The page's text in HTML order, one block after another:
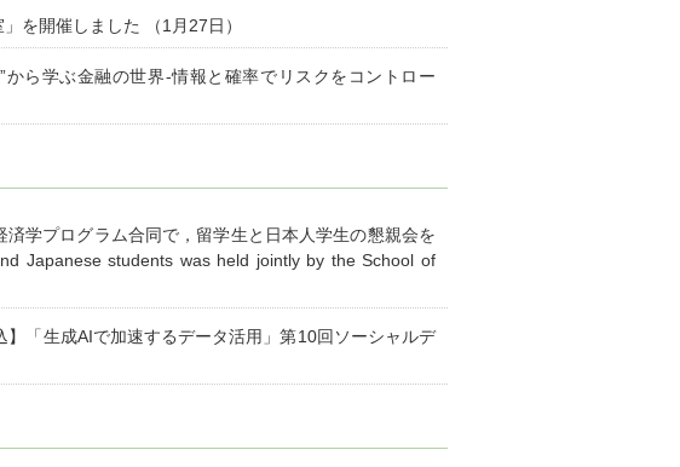
を開催しました （1月27日）
ら学ぶ金融の世界-情報と確率でリスクをコントロー
学プログラム合同で，留学生と日本人学生の懇親会を
Japanese students was held jointly by the School of
】「生成AIで加速するデータ活用」第10回ソーシャルデ